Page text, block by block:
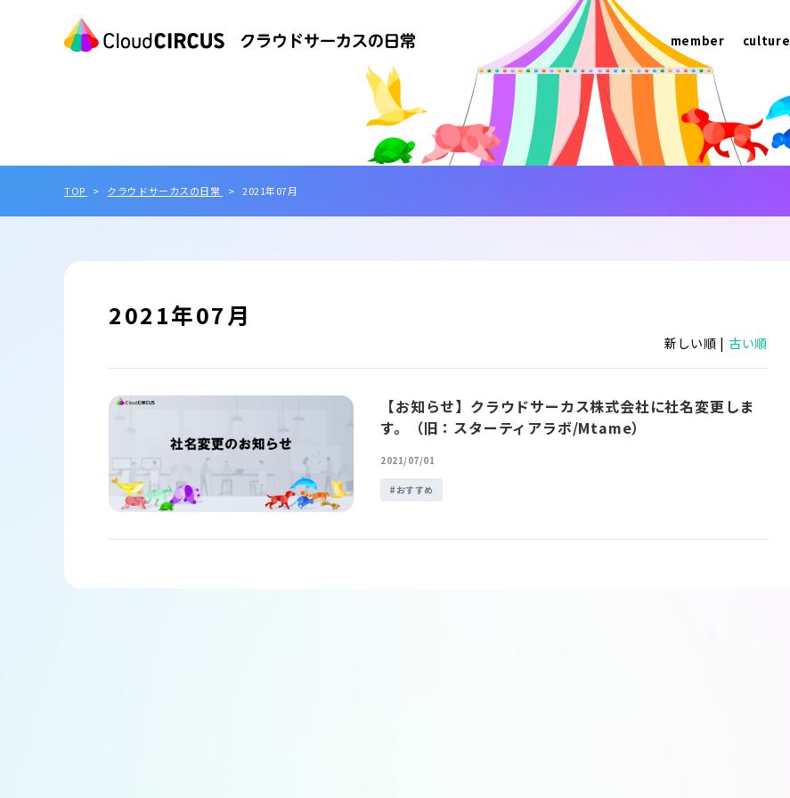
member culture
TOP クラウドサーカスの日常 2021年07月
2021年07月
新しい順 | 古い順
2021/07/01
【お知らせ】クラウドサーカス株式会社に社名変更しま
す。（旧：スターティアラボ/Mtame）
おすすめ